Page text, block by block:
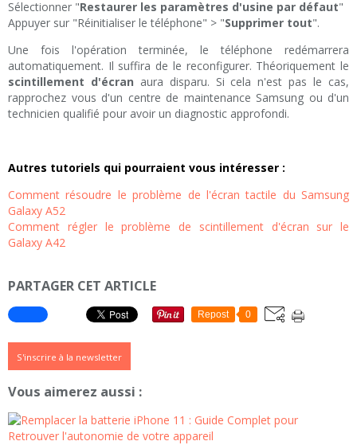
Sélectionner "Restaurer les paramètres d'usine par défaut"
Appuyer sur "Réinitialiser le téléphone" > "Supprimer tout".
Une fois l'opération terminée, le téléphone redémarrera
automatiquement. Il suffira de le reconfigurer. Théoriquement le
scintillement d'écran aura disparu. Si cela n'est pas le cas,
rapprochez vous d'un centre de maintenance Samsung ou d'un
technicien qualifié pour avoir un diagnostic approfondi.
Autres tutoriels qui pourraient vous intéresser :
Comment résoudre le problème de l'écran tactile du Samsung
Galaxy A52
Comment régler le problème de scintillement d'écran sur le
Galaxy A42
PARTAGER CET ARTICLE
Repost 0
S'inscrire à la newsletter
Vous aimerez aussi :